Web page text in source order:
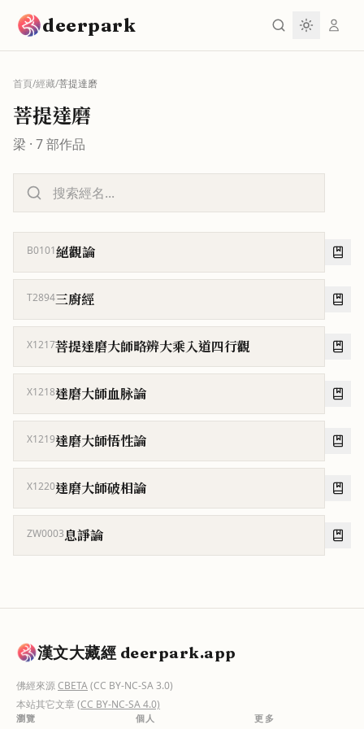
deerpark
首頁/經藏/菩提達磨
菩提達磨
梁 · 7部作品
B0101絕觀論
T2894三廚經
X1217菩提達磨大師略辨大乘入道四行觀
X1218達磨大師血脉論
X1219達磨大師悟性論
X1220達磨大師破相論
ZW0003息諍論
漢文大藏經 deerpark.app
佛經來源CBETA(CC BY-NC-SA 3.0)
本站其它文章(CC BY-NC-SA 4.0)
瀏覽 個人 更多